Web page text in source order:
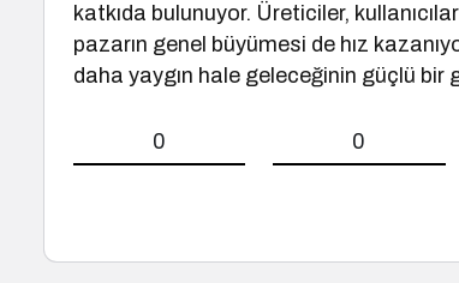
katkıda bulunuyor. Üreticiler,
pazarın genel büyümesi de hız
daha yaygın hale geleceğinin güçlü bir
0 0